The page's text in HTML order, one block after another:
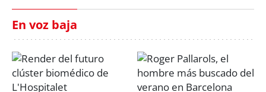
En voz baja